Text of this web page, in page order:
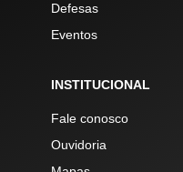
Defesas
Eventos
INSTITUCIONAL
Fale conosco
Ouvidoria